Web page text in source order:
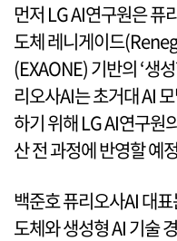
먼저 LG AI연구원은 퓨
도체 레니게이드
(EXAONE) 기반의 ‘생
리오사AI는 초거대 AI
하기 위해 LG AI연구원
산 전 과정에 반영할 예
백준호 퓨리오사AI 대
도체와 생성형 AI 기술